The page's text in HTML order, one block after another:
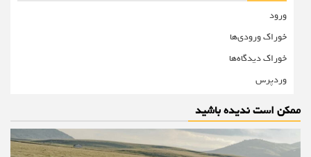
ورود
خوراک ورودی‌ها
خوراک دیدگاه‌ها
وردپرس
ممکن است ندیده باشید